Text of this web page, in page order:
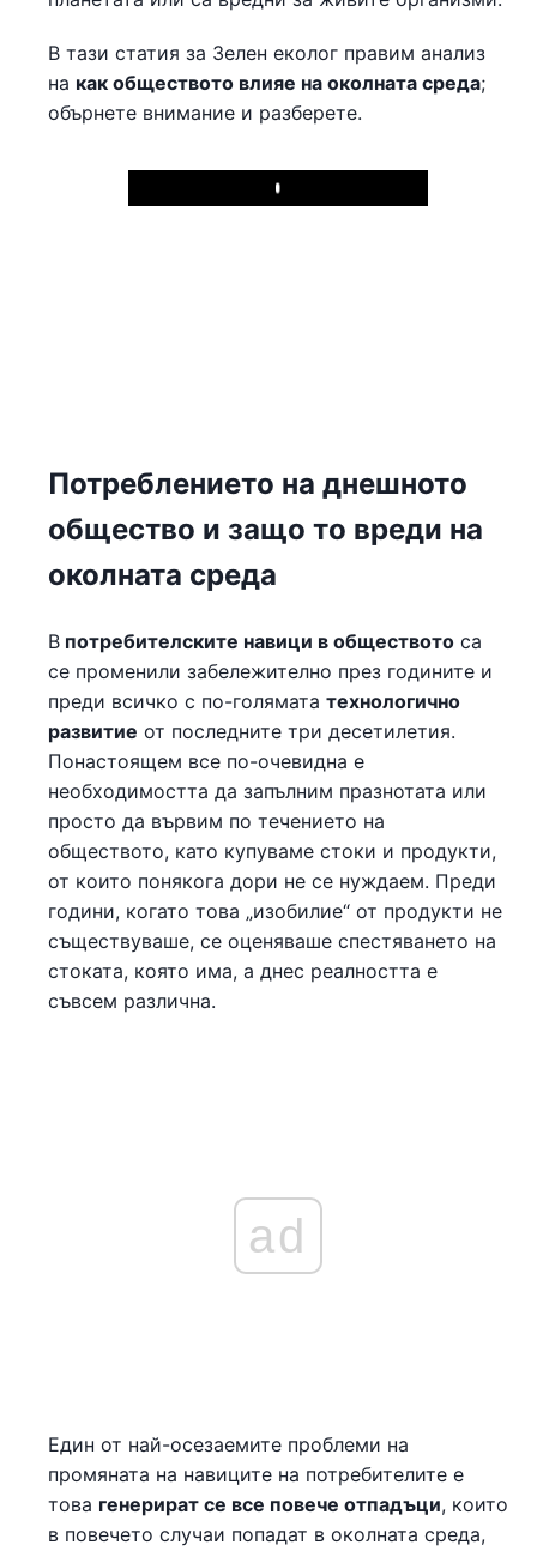
В тази статия за Зелен еколог правим анализ
на как обществото влияе на околната среда;
обърнете внимание и разберете.
Play
Потреблението на днешното
общество и защо то вреди на
околната среда
В потребителските навици в обществото са
се променили забележително през годините и
преди всичко с по-голямата технологично
развитие от последните три десетилетия.
Понастоящем все по-очевидна е
необходимостта да запълним празнотата или
просто да вървим по течението на
обществото, като купуваме стоки и продукти,
от които понякога дори не се нуждаем. Преди
години, когато това „изобилие“ от продукти не
съществуваше, се оценяваше спестяването на
стоката, която има, а днес реалността е
съвсем различна.
ad
Един от най-осезаемите проблеми на
промяната на навиците на потребителите е
това генерират се все повече отпадъци, които
в повечето случаи попадат в околната среда,